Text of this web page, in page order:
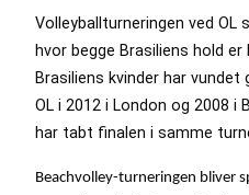
Volleyballturneringen ved OL
hvor begge Brasiliens hold
Brasiliens kvinder har
OL i 2012 i London og 2008 i
har tabt finalen i samme
Beachvolley-turneringen bliver